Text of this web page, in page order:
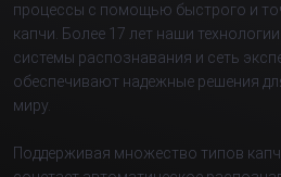
процессы с помощью быстрого и
капчи. Более 17 лет наши
системы распознавания и сеть
обеспечивают надежные решения
миру.
Поддерживая множество типов